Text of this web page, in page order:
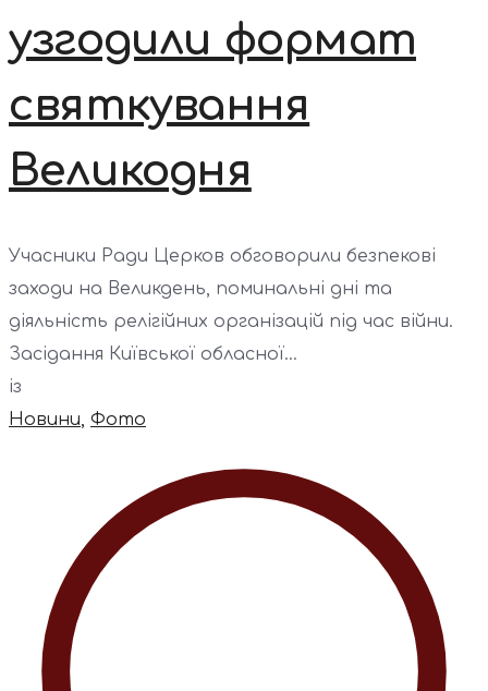
узгодили формат
святкування
Великодня
Учасники Ради Церков обговорили безпекові
заходи на Великдень, поминальні дні та
діяльність релігійних організацій під час війни.
Засідання Київської обласної...
із
Новини, Фото